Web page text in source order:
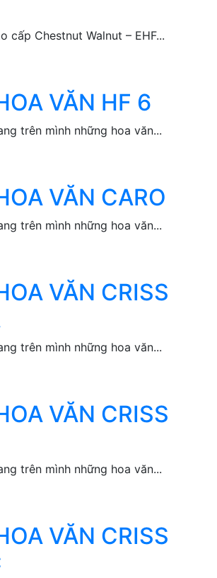
cấp Chestnut Walnut – EHF...
VĂN HF 6
trên mình những hoa văn...
VĂN CARO
trên mình những hoa văn...
VĂN CRISS
trên mình những hoa văn...
VĂN CRISS
trên mình những hoa văn...
VĂN CRISS